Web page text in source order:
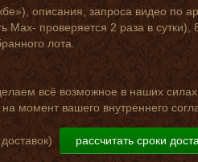
описания, запроса видео по
проверяется 2 раза в сутки),
лота.
всё возможное в наших
момент вашего внутреннего
рассчитать сроки